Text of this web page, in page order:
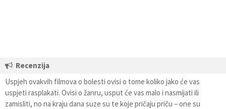
Recenzija
Uspjeh ovakvih filmova o bolesti ovisi o tome koliko jako će vas
uspjeti rasplakati. Ovisi o žanru, usput će vas malo i nasmijati ili
zamisliti, no na kraju dana suze su te koje pričaju priču – one su